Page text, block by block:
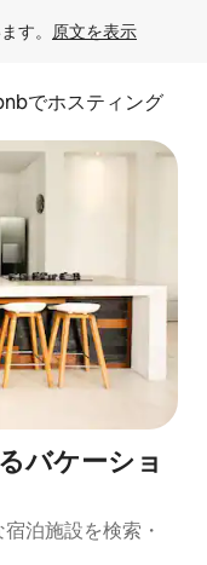
す。 原文を表示
でホスティング
バケーショ
泊施設を検索・